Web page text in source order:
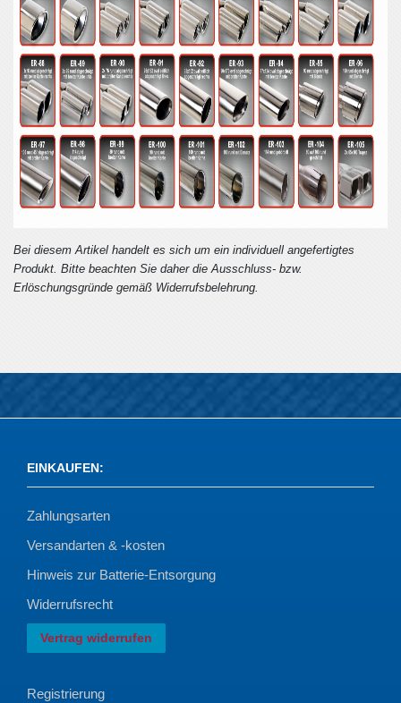
Bei diesem Artikel handelt es sich um ein individuell angefertigtes
Produkt. Bitte beachten Sie daher die Ausschluss- bzw.
Erlöschungsgründe gemäß Widerrufsbelehrung.
EINKAUFEN:
Zahlungsarten
Versandarten & -kosten
Hinweis zur Batterie-Entsorgung
Widerrufsrecht
Vertrag widerrufen
Registrierung